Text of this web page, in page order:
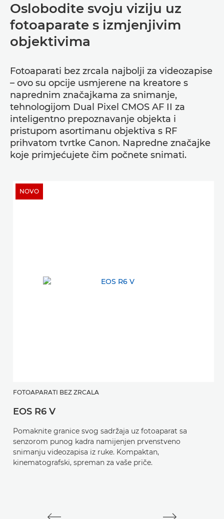
Oslobodite svoju viziju uz
fotoaparate s izmjenjivim
objektivima
Fotoaparati bez zrcala najbolji za videozapise
– ovo su opcije usmjerene na kreatore s
naprednim značajkama za snimanje,
tehnologijom Dual Pixel CMOS AF II za
inteligentno prepoznavanje objekta i
pristupom asortimanu objektiva s RF
prihvatom tvrtke Canon. Napredne značajke
koje primjećujete čim počnete snimati.
NOVO
FOTOAPARATI BEZ ZRCALA
EOS R6 V
Pomaknite granice svog sadržaja uz fotoaparat sa
senzorom punog kadra namijenjen prvenstveno
snimanju videozapisa iz ruke. Kompaktan,
kinematografski, spreman za vaše priče.